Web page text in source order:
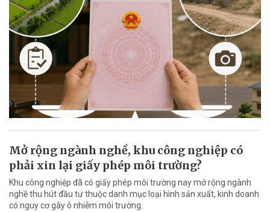
Mở rộng ngành nghề, khu công nghiệp có
phải xin lại giấy phép môi trường?
Khu công nghiệp đã có giấy phép môi trường nay mở rộng ngành
nghề thu hút đầu tư thuộc danh mục loại hình sản xuất, kinh doanh
có nguy cơ gây ô nhiễm môi trường.